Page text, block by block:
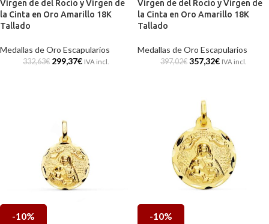
Virgen de del Rocío y Virgen de
la Cinta en Oro Amarillo 18K
Tallado
Medallas de Oro Escapularios
332,63€ 299,37€ IVA incl.
Virgen de del Rocío y Virgen de
la Cinta en Oro Amarillo 18K
Tallado
Medallas de Oro Escapularios
397,02€ 357,32€ IVA incl.
-10% -10%